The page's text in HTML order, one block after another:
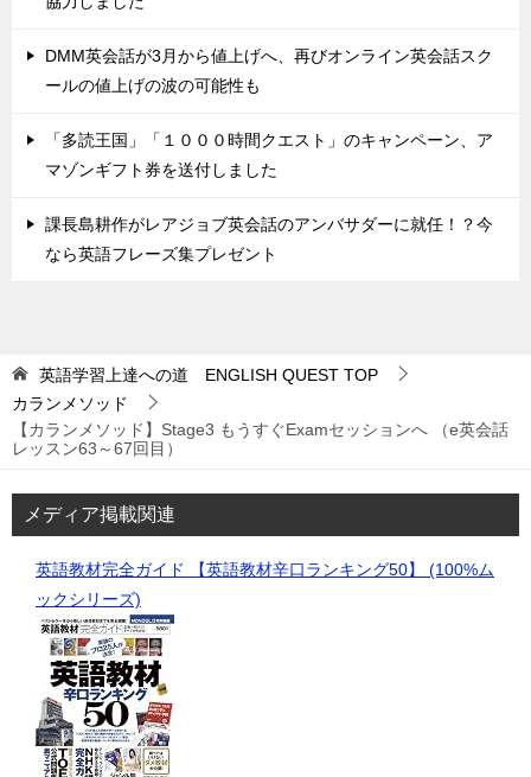
DMM英会話が3月から値上げへ、再びオンライン英会話スク
ールの値上げの波の可能性も
「多読王国」「１０００時間クエスト」のキャンペーン、ア
マゾンギフト券を送付しました
課長島耕作がレアジョブ英会話のアンバサダーに就任！？今
なら英語フレーズ集プレゼント
英語学習上達への道 ENGLISH QUEST TOP
カランメソッド
【カランメソッド】Stage3 もうすぐExamセッションへ （e英会話
レッスン63～67回目）
メディア掲載関連
英語教材完全ガイド 【英語教材辛口ランキング50】 (100%ム
ックシリーズ)